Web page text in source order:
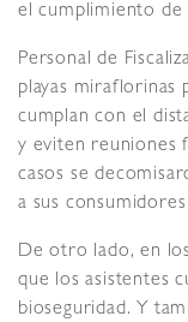
el cumplimiento de
Personal de
playas miraflorinas
cumplan con el
y eviten reuniones
casos se
a sus
De otro lado, en
que los asistentes
bioseguridad. Y